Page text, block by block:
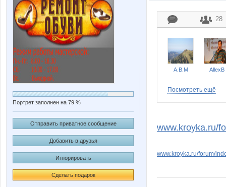
Портрет заполнен на 79 %
Отправить приватное сообщение
Добавить в друзья
Игнорировать
Сделать подарок
28
A.B.M AllexB
Посмотреть ещё
www.kroyka.ru/
www.kroyka.ru/forum/